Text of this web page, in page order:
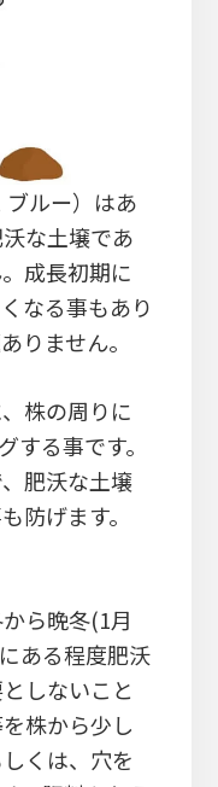
ルー）はあ
な土壌であ
成長初期に
なる事もあり
りません。
株の周りに
する事です。
肥沃な土壌
防げます。
ら晩冬(1月
ある程度肥沃
しないこと
株から少し
くは、穴を